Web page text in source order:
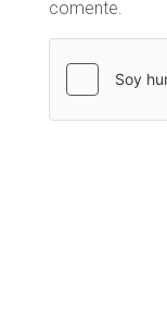
comente.